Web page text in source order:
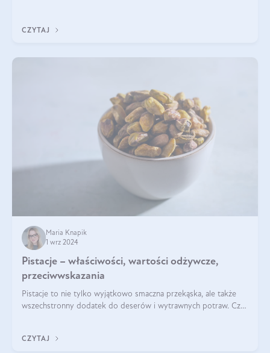
CZYTAJ
Maria Knapik
1 wrz 2024
Pistacje – właściwości, wartości odżywcze,
przeciwwskazania
Pistacje to nie tylko wyjątkowo smaczna przekąska, ale także
wszechstronny dodatek do deserów i wytrawnych potraw. Czy
CZYTAJ